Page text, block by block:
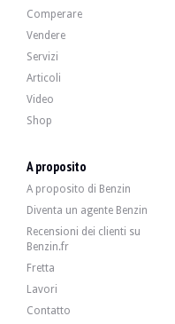
- scarico centrale x-pipe race
- silenziatore stradale
Nel 2023 e 167774 km :
- rinforzi del telaio
- blocco braccio posteriore
- cuscinetti per ruote
- coppe posteriori
L'auto ha i suoi 4 cerchi
Comperare
Vendere
Servizi
Articoli
Video
Shop
A proposito
A proposito di Benzin
Diventa un agente Benzin
Recensioni dei clienti su
Benzin.fr
Fretta
Lavori
Contatto